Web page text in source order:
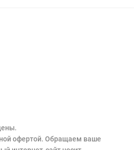
офертой. Обращаем ваше